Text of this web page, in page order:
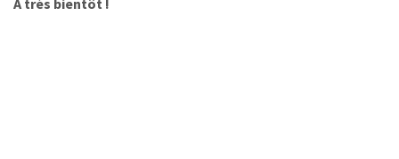
A très bientôt !